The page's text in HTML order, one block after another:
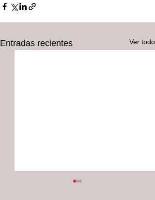
Entradas recientes Ver todo